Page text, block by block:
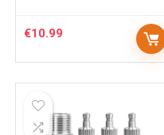
€10.99